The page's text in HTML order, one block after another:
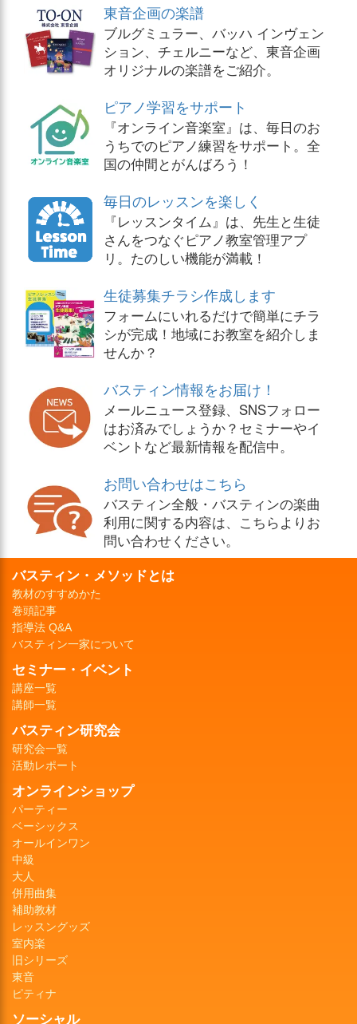
東音企画の楽譜
ブルグミュラー、バッハ インヴェン
ション、チェルニーなど、東音企画
オリジナルの楽譜をご紹介。
ピアノ学習をサポート
『オンライン音楽室』は、毎日のお
うちでのピアノ練習をサポート。全
国の仲間とがんばろう！
毎日のレッスンを楽しく
『レッスンタイム』は、先生と生徒
さんをつなぐピアノ教室管理アプ
リ。たのしい機能が満載！
生徒募集チラシ作成します
フォームにいれるだけで簡単にチラ
シが完成！地域にお教室を紹介しま
せんか？
バスティン情報をお届け！
メールニュース登録、SNSフォロー
はお済みでしょうか？セミナーやイ
ベントなど最新情報を配信中。
お問い合わせはこちら
バスティン全般・バスティンの楽曲
利用に関する内容は、こちらよりお
問い合わせください。
バスティン・メソッドとは
教材のすすめかた
巻頭記事
指導法 Q&A
バスティン一家について
セミナー・イベント
講座一覧
講師一覧
バスティン研究会
研究会一覧
活動レポート
オンラインショップ
パーティー
ベーシックス
オールインワン
中級
大人
併用曲集
補助教材
レッスングッズ
室内楽
旧シリーズ
東音
ピティナ
ソーシャル